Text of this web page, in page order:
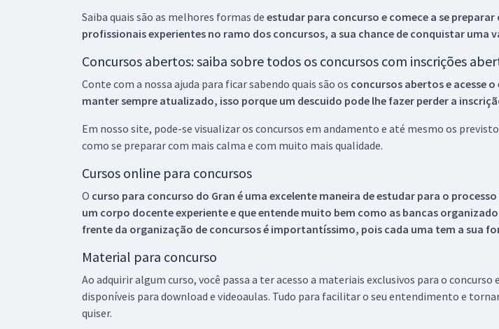
Saiba quais são as melhores formas de estudar para concurso e comece a se
profissionais experientes no ramo dos concursos, a sua chance de conquistar uma
Concursos abertos: saiba sobre todos os concursos com inscrições
Conte com a nossa ajuda para ficar sabendo quais são os concursos abertos e acesse
manter sempre atualizado, isso porque um descuido pode lhe fazer perder a
Em nosso site, pode-se visualizar os concursos em andamento e até mesmo os
como se preparar com mais calma e com muito mais qualidade.
Cursos online para concursos
O curso para concurso do Gran é uma excelente maneira de estudar para o
um corpo docente experiente e que entende muito bem como as bancas
frente da organização de concursos é importantíssimo, pois cada uma tem a sua
Material para concurso
Ao adquirir algum curso, você passa a ter acesso a materiais exclusivos para o
disponíveis para download e videoaulas. Tudo para facilitar o seu entendimento e
quiser.